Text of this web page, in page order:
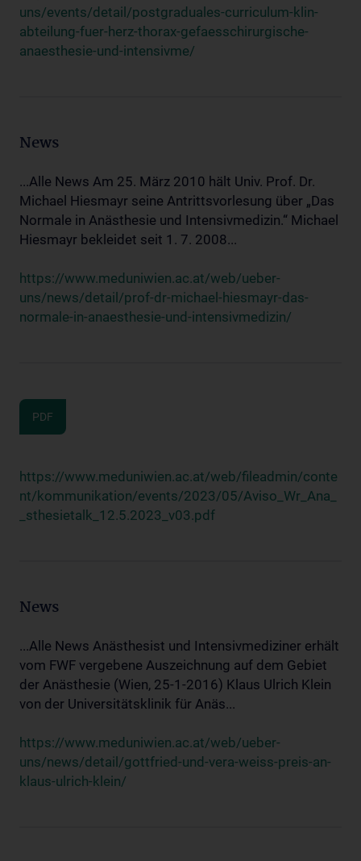
uns/events/detail/postgraduales-curriculum-klin-
abteilung-fuer-herz-thorax-gefaesschirurgische-
anaesthesie-und-intensivme/
News
...Alle News Am 25. März 2010 hält Univ. Prof. Dr.
Michael Hiesmayr seine Antrittsvorlesung über „Das
Normale in Anästhesie und Intensivmedizin.“ Michael
Hiesmayr bekleidet seit 1. 7. 2008...
https://www.meduniwien.ac.at/web/ueber-
uns/news/detail/prof-dr-michael-hiesmayr-das-
normale-in-anaesthesie-und-intensivmedizin/
PDF
https://www.meduniwien.ac.at/web/fileadmin/conte
nt/kommunikation/events/2023/05/Aviso_Wr_Ana_
_sthesietalk_12.5.2023_v03.pdf
News
...Alle News Anästhesist und Intensivmediziner erhält
vom FWF vergebene Auszeichnung auf dem Gebiet
der Anästhesie (Wien, 25-1-2016) Klaus Ulrich Klein
von der Universitätsklinik für Anäs...
https://www.meduniwien.ac.at/web/ueber-
uns/news/detail/gottfried-und-vera-weiss-preis-an-
klaus-ulrich-klein/